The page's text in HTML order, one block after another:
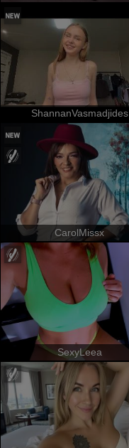
ShannanVasmadjides
CarolMissx
SexyLeea